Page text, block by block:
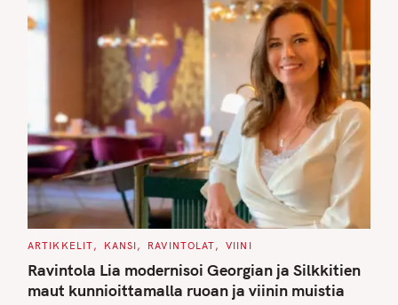
C
T
E
G
O
ARTIKKELIT KANSI RAVINTOLAT VIINI
Ravintola Lia modernisoi Georgian ja Silkkitien
maut kunnioittamalla ruoan ja viinin muistia